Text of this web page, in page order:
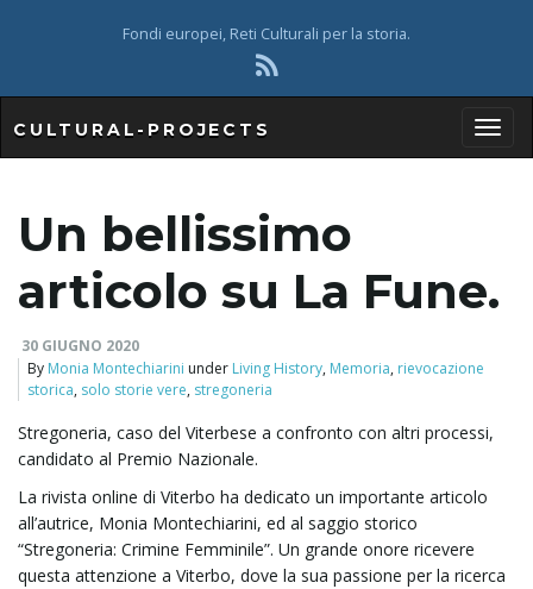
Fondi europei, Reti Culturali per la storia.
l
CULTURAL-PROJECTS
Un bellissimo
articolo su La Fune.
30 GIUGNO 2020
By Monia Montechiarini under Living History, Memoria, rievocazione
storica, solo storie vere, stregoneria
Stregoneria, caso del Viterbese a confronto con altri processi,
candidato al Premio Nazionale.
La rivista online di Viterbo ha dedicato un importante articolo
all’autrice, Monia Montechiarini, ed al saggio storico
“Stregoneria: Crimine Femminile”. Un grande onore ricevere
questa attenzione a Viterbo, dove la sua passione per la ricerca